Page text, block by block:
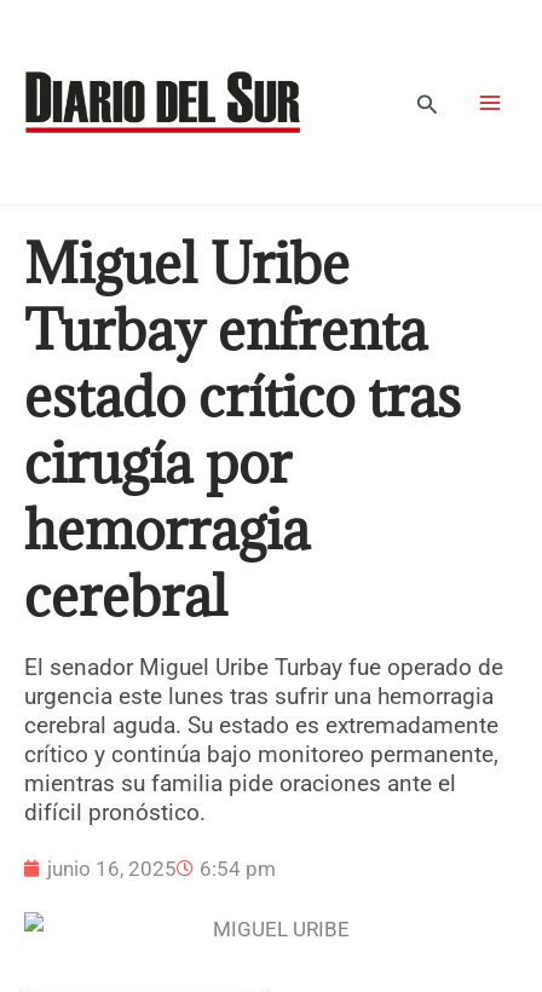
contenido
Buscar
Miguel Uribe
Turbay enfrenta
estado crítico tras
cirugía por
hemorragia
cerebral
El senador Miguel Uribe Turbay fue operado de
urgencia este lunes tras sufrir una hemorragia
cerebral aguda. Su estado es extremadamente
crítico y continúa bajo monitoreo permanente,
mientras su familia pide oraciones ante el
difícil pronóstico.
junio 16, 2025 6:54 pm